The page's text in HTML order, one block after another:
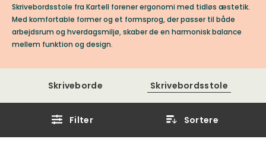
Skrivebordsstole fra Kartell forener ergonomi med tidløs æstetik.
Med komfortable former og et formsprog, der passer til både
arbejdsrum og hverdagsmiljø, skaber de en harmonisk balance
mellem funktion og design.
Skriveborde Skrivebordsstole
Filter Sortere